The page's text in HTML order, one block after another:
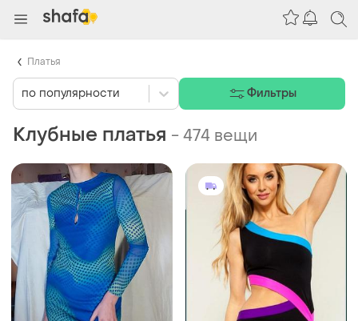
Клубные платья -474 вещи
по популярности Фильтры
Платья